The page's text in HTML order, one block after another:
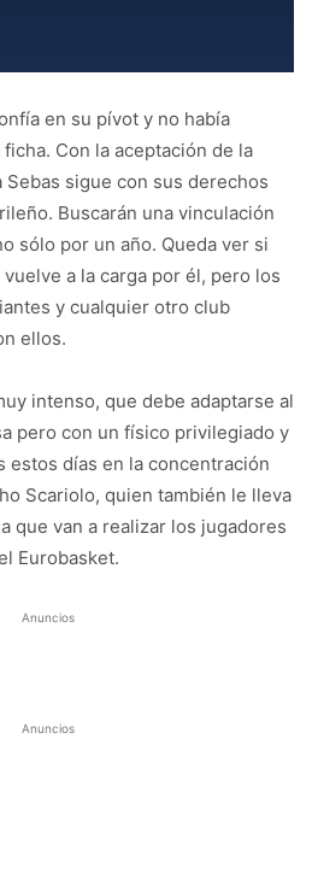
en su pívot y no había
Con la aceptación de la
sigue con sus derechos
Buscarán una vinculación
sólo por un año. Queda ver si
a la carga por él, pero los
y cualquier otro club
ellos.
intenso, que debe adaptarse al
pero con un físico privilegiado y
estos días en la concentración
Scariolo, quien también le lleva
que van a realizar los jugadores
Eurobasket.
Anuncios
Anuncios